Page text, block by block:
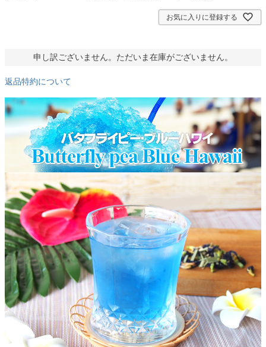
お気に入りに登録する
申し訳ございません。ただいま在庫がございません。
返品特約について